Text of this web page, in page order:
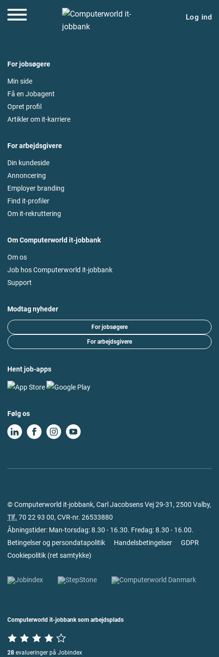
Log ind
For jobsøgere
Min side
Få en Jobagent
Opret profil
Artikler om it-karriere
For arbejdsgivere
Din kundeside
Annoncering
Employer branding
Find it-profiler
Om it-rekruttering
Om Computerworld it-jobbank
Om os
Job hos Computerworld it-jobbank
Support
Modtag nyheder
For jobsøgere
For arbejdsgivere
Hent job-apps
Følg os
© Computerworld it-jobbank, Carl Jacobsens Vej 29-31, 2500 Valby,
Tlf. 70 22 93 00, CVR-nr. 26533880
Åbningstider: Man-torsdag: 8.30 - 16.30. Fredag: 8.30 - 16.00.
Betingelser og persondatapolitik
Handelsbetingelser
GDPR
Cookiepolitik (ret samtykke)
Computerworld it-jobbank som arbejdsplads
28 evalueringer på Jobindex